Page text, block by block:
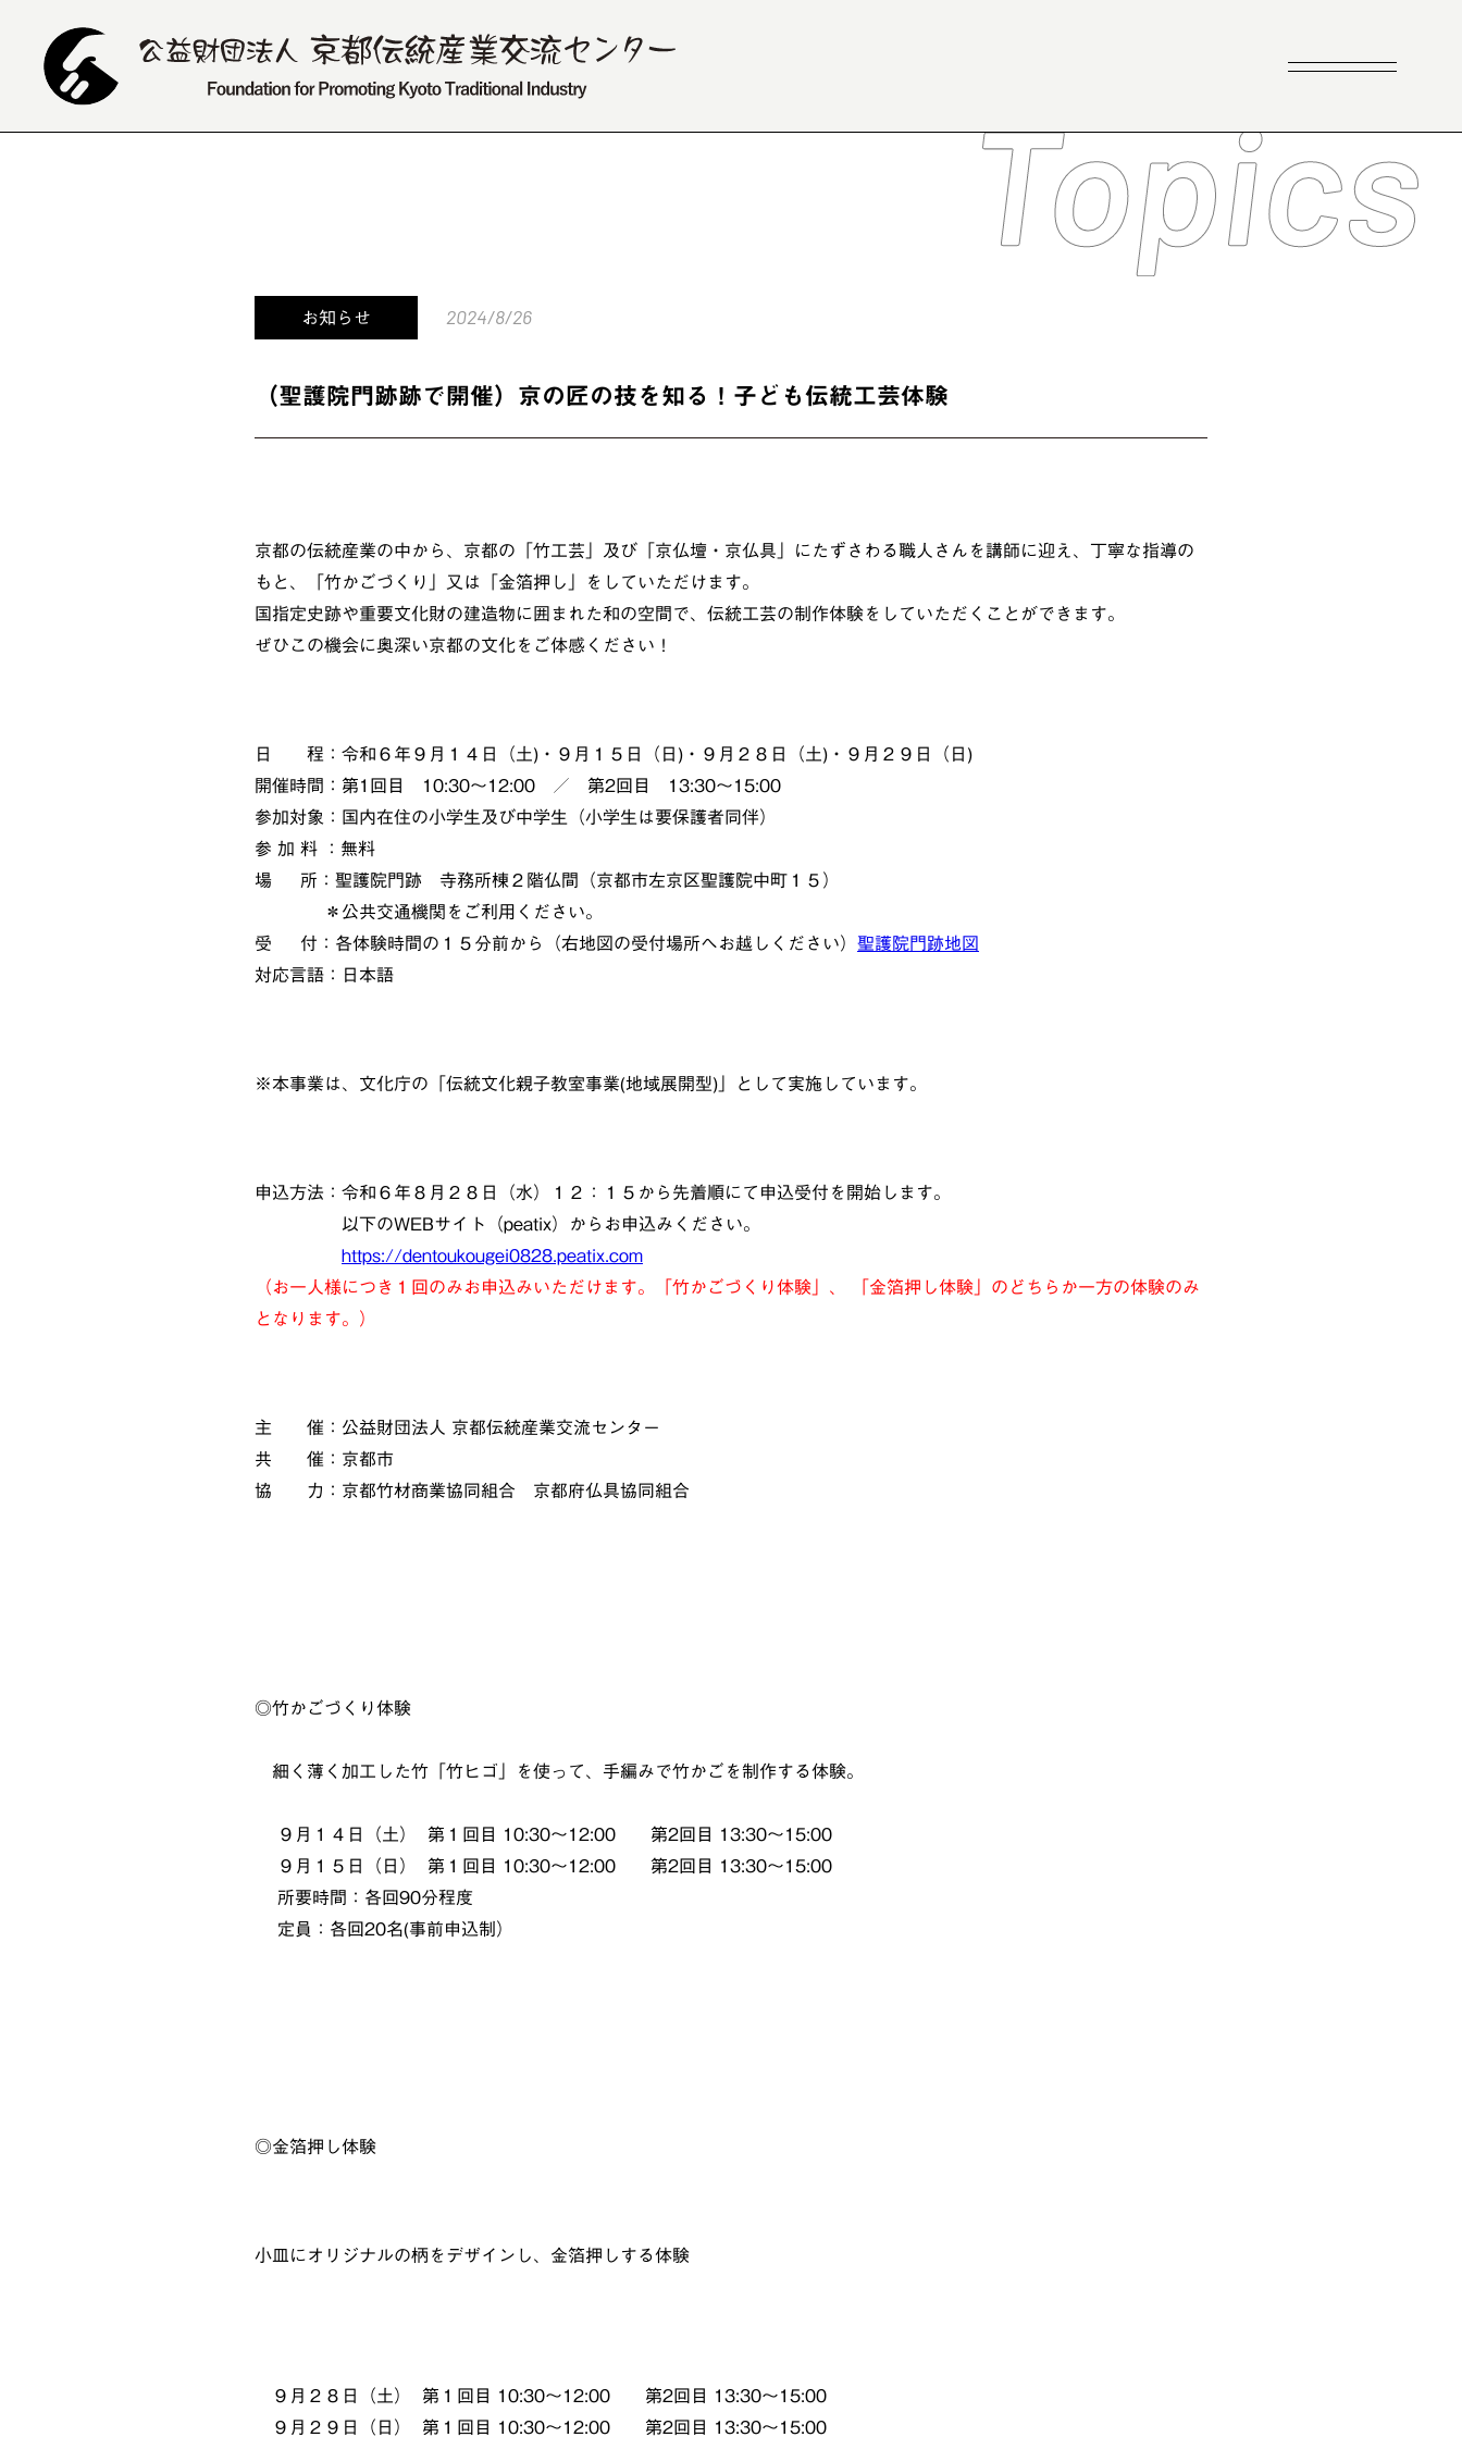
お知らせ 2024/8/26
（聖護院門跡跡で開催）京の匠の技を知る！子ども伝統工芸体験
京都の伝統産業の中から、京都の「竹工芸」及び「京仏壇・京仏具」にたずさわる職人さんを講師に迎え、丁寧な指導の
もと、「竹かごづくり」又は「金箔押し」をしていただけます。
国指定史跡や重要文化財の建造物に囲まれた和の空間で、伝統工芸の制作体験をしていただくことができます。
ぜひこの機会に奥深い京都の文化をご体感ください！
日 程：令和６年９月１４日（土)・９月１５日（日)・９月２８日（土)・９月２９日（日)
開催時間：第1回目 10:30～12:00 ／ 第2回目 13:30～15:00
参加対象：国内在住の小学生及び中学生（小学生は要保護者同伴）
参 加 料 ：無料
場 所：聖護院門跡 寺務所棟２階仏間（京都市左京区聖護院中町１５）
＊公共交通機関をご利用ください。
受 付：各体験時間の１５分前から（右地図の受付場所へお越しください） 聖護院門跡地図
対応言語：日本語
※本事業は、文化庁の「伝統文化親子教室事業(地域展開型)」として実施しています。
申込方法：令和６年８月２８ 日（水）１２：１５から先着順にて申込受付を開始します。
以下のWEBサイト（peatix）からお申込みください。
https://dentoukougei0828.peatix.com
（お一人様につき１回のみお申込みいただけます。「竹かごづくり体験」、
「金箔押し体験」のどちらか一方の体験のみ
となります。
）
主 催：公益財団法人 京都伝統産業交流センター
共 催：京都市
協 力：京都竹材商業協同組合 京都府仏具協同組合
◎竹かごづくり体験
細く薄く加工した竹「竹ヒゴ」を使って、手編みで竹かごを制作する体験。
９月１４日（土） 第１回目 10:30～12:00 第2回目 13:30～15:00
９月１５日（日） 第１回目 10:30～12:00 第2回目 13:30～15:00
所要時間：各回90分程度
定員：各回20名(事前申込制）
◎金箔押し体験
小皿にオリジナルの柄をデザインし、金箔押しする体験
９月２８日（土） 第１回目 10:30～12:00 第2回目 13:30～15:00
９月２９日（日） 第１回目 10:30～12:00 第2回目 13:30～15:00